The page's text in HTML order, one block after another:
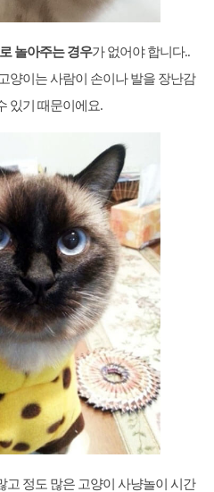
놀아주는 경우가 없어야 합니다..
양이는 사람이 손이나 발을 장난감
있기 때문이에요.
고 정도 많은 고양이 사냥놀이 시간